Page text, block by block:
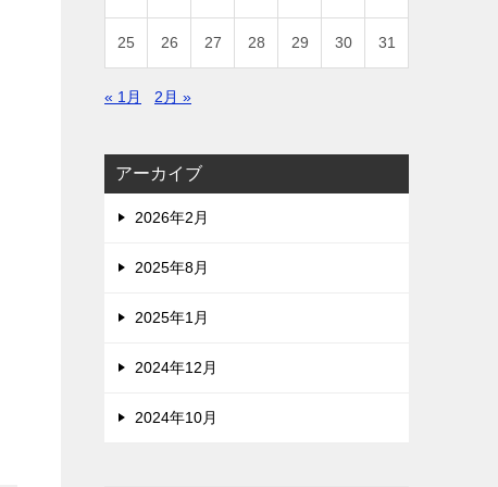
25 26 27 28 29 30 31
« 1月 2月 »
アーカイブ
2026年2月
2025年8月
2025年1月
2024年12月
2024年10月